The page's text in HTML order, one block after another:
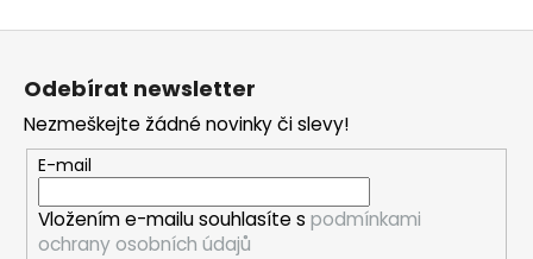
Z
Odebírat newsletter
Nezmeškejte žádné novinky či slevy!
E-mail
Vložením e-mailu souhlasíte s podmínkami
ochrany osobních údajů